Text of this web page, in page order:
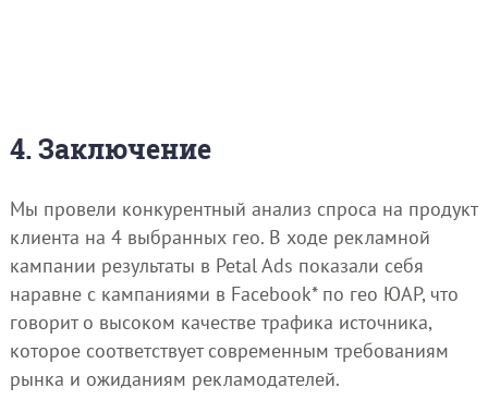
4. Заключение
Мы провели конкурентный анализ спроса на продукт
клиента на 4 выбранных гео. В ходе рекламной
кампании результаты в Petal Ads показали себя
наравне с кампаниями в Facebook* по гео ЮАР, что
говорит о высоком качестве трафика источника,
которое соответствует современным требованиям
рынка и ожиданиям рекламодателей.